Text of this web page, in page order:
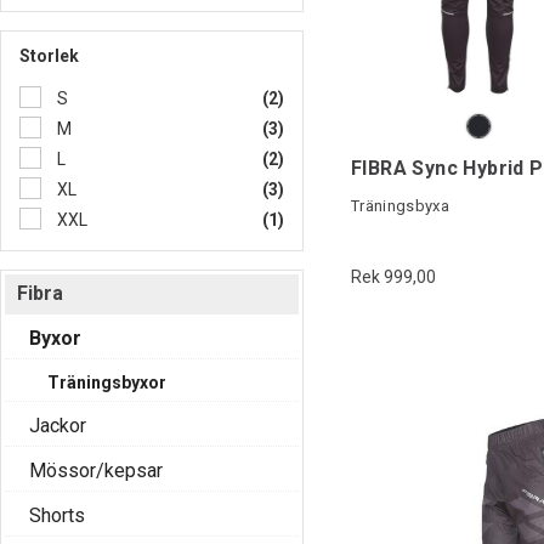
Storlek
S
(2)
M
(3)
(2)
XL
(3)
XXL
(1)
Fibra
Byxor
Träningsbyxor
Jackor
Mössor/kepsar
Shorts
FIBRA Sync Hybrid
Träningsbyxa
Rek 999,00